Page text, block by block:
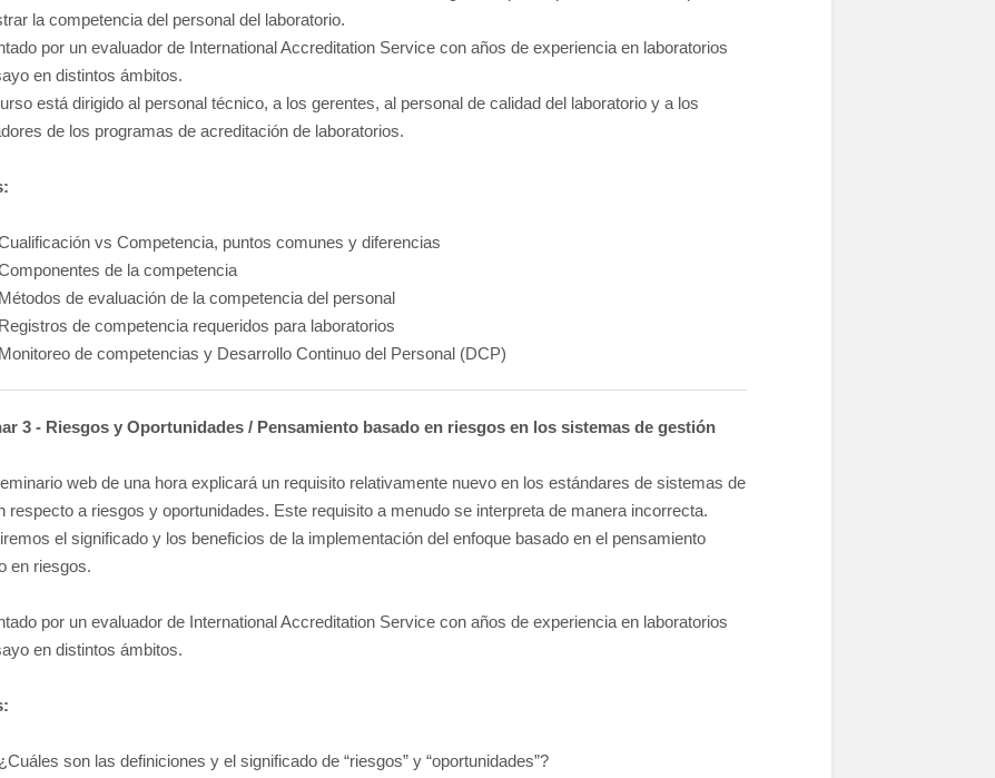
la competencia del personal del laboratorio.
por un evaluador de International Accreditation Service con años de experiencia en laboratorios
en distintos ámbitos.
está dirigido al personal técnico, a los gerentes, al personal de calidad del laboratorio y a los
de los programas de acreditación de laboratorios.
vs Competencia, puntos comunes y diferencias
de la competencia
Métodos de evaluación de la competencia del personal
Registros de competencia requeridos para laboratorios
Monitoreo de competencias y Desarrollo Continuo del Personal (DCP)
3 - Riesgos y Oportunidades / Pensamiento basado en riesgos en los sistemas de gestión
web de una hora explicará un requisito relativamente nuevo en los estándares de sistemas de
respecto a riesgos y oportunidades. Este requisito a menudo se interpreta de manera incorrecta.
el significado y los beneficios de la implementación del enfoque basado en el pensamiento
en riesgos.
por un evaluador de International Accreditation Service con años de experiencia en laboratorios
en distintos ámbitos.
¿Cuáles son las definiciones y el significado de “riesgos” y “oportunidades”?